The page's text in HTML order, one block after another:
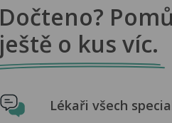
Dočteno?
ještě o kus víc.
Lékaři všech